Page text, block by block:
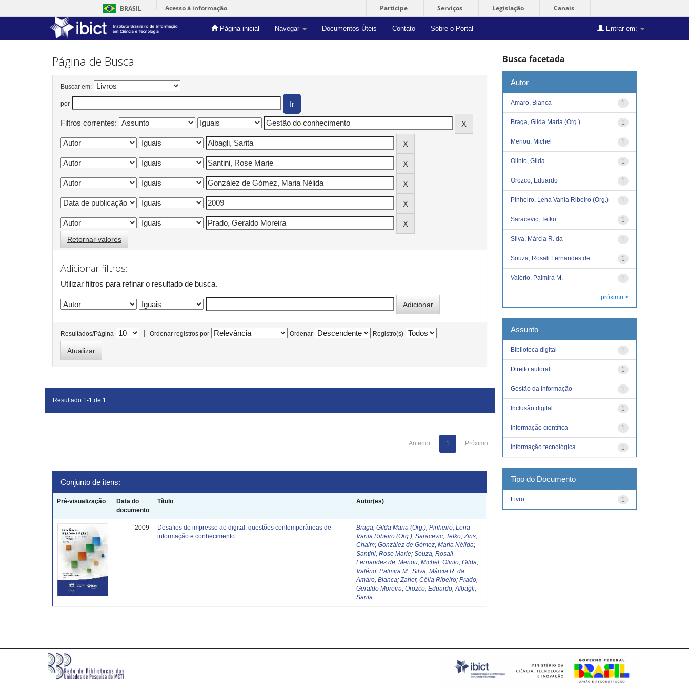
BRASIL Acesso à informação Participe Serviços Legislação Canais
Página inicial Navegar Documentos Úteis Contato Sobre o Portal Entrar em:
Skip
Página de Busca
Buscar em:
por
Filtros correntes:
Retornar valores
Adicionar filtros:
Utilizar filtros para refinar o resultado de busca.
Resultados/Página | Ordenar registros por Ordenar Registro(s)
Resultado 1-1 de 1.
Anterior 1 Próximo
Conjunto de itens:
Pré-visualização
Data do
documento
Título Autor(es)
2009
Desafios do impresso ao digital: questões contemporâneas de
informação e conhecimento
Braga, Gilda Maria (Org.);Pinheiro, Lena
Vania Ribeiro (Org.);Saracevic, Tefko;Zins,
Chaim;González de Gómez, Maria Nélida;
Santini, Rose Marie;Souza, Rosali
Fernandes de;Menou, Michel;Olinto, Gilda;
Valério, Palmira M. ;Silva, Márcia R. da;
Amaro, Bianca;Zaher, Célia Ribeiro;Prado,
Geraldo Moreira;Orozco, Eduardo;Albagli,
Sarita
Busca facetada
Autor
1
Amaro, Bianca
1
Braga, Gilda Maria (Org.)
1
Menou, Michel
1
Olinto, Gilda
1
Orozco, Eduardo
1
Pinheiro, Lena Vania Ribeiro (Org.)
1
Saracevic, Tefko
1
Silva, Márcia R. da
1
Souza, Rosali Fernandes de
1
Valério, Palmira M.
próximo >
Assunto
1
Biblioteca digital
1
Direito autoral
1
Gestão da informação
1
Inclusão digital
1
Informação científica
1
Informação tecnológica
Tipo do Documento
1
Livro